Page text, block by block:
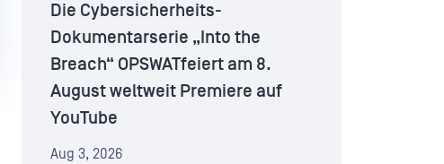
Die Cybersicherheits-
Dokumentarserie „Into the
Breach“ OPSWATfeiert am 8.
August weltweit Premiere auf
YouTube
Aug 3, 2026